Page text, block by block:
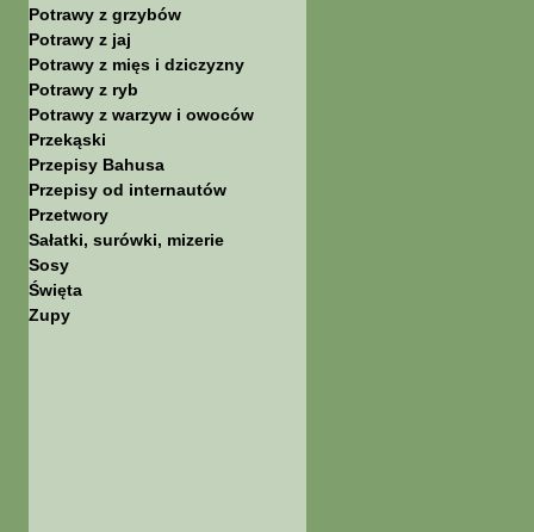
Potrawy z grzybów
Potrawy z jaj
Potrawy z mięs i dziczyzny
Potrawy z ryb
Potrawy z warzyw i owoców
Przekąski
Przepisy Bahusa
Przepisy od internautów
Przetwory
Sałatki, surówki, mizerie
Sosy
Święta
Zupy